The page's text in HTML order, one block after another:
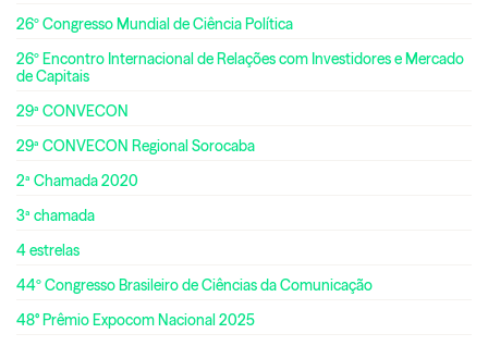
26º Congresso Mundial de Ciência Política
26º Encontro Internacional de Relações com Investidores e Mercado
de Capitais
29ª CONVECON
29ª CONVECON Regional Sorocaba
2ª Chamada 2020
3ª chamada
4 estrelas
44º Congresso Brasileiro de Ciências da Comunicação
48° Prêmio Expocom Nacional 2025